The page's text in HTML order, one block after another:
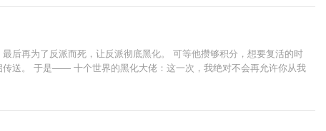
后再为了反派而死，让反派彻底黑化。 可等他攒够积分，想要复活的时
送。 于是—— 十个世界的黑化大佬：这一次，我绝对不会再允许你从我